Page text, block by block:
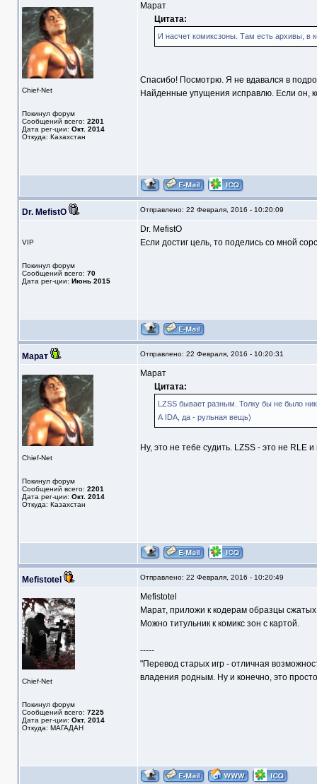
Chief-Net
Покинул форум
Сообщений всего: 2201
Дата рег-ции: Окт. 2014
Откуда: Казахстан
Марат
Цитата:
И насчет комиксзоны. Там есть архивы, в
Спасибо! Посмотрю. Я не вдавался в
Найденные упущения исправлю. Если он,
Dr. MefistO Отправлено: 22 Февраля, 2016 - 10:20:09
VIP
Покинул форум
Сообщений всего: 70
Дата рег-ции: Июнь 2015
Dr. MefistO
Если достиг цель, то поделись со мной
Марат Отправлено: 22 Февраля, 2016 - 10:20:31
Chief-Net
Покинул форум
Сообщений всего: 2201
Дата рег-ции: Окт. 2014
Откуда: Казахстан
Марат
Цитата:
LZSS бывает разным. Толку бы не было
А IDA, да - рульная вещь)
Ну, это не тебе судить. LZSS - это не RLE
Mefistotel Отправлено: 22 Февраля, 2016 - 10:20:49
Chief-Net
Покинул форум
Сообщений всего: 7225
Дата рег-ции: Окт. 2014
Откуда: МАГАДАН
Mefistotel
Марат, приложи к кодерам образцы
Можно титульник к комикс зон с картой.
-----
"Перевод старых игр - отличная
владения родным. Ну и конечно, это